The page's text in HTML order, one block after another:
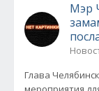
Мэр
Глава